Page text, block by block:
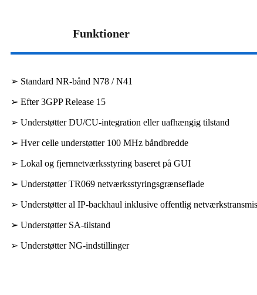
Funktioner
➢ Standard NR-bånd N78 / N41
➢ Efter 3GPP Release 15
➢ Understøtter DU/CU-integration eller uafhængig tilstand
➢ Hver celle understøtter 100 MHz båndbredde
➢ Lokal og fjernnetværksstyring baseret på GUI
➢ Understøtter TR069 netværksstyringsgrænseflade
➢ Understøtter al IP-backhaul inklusive offentlig
➢ Understøtter SA-tilstand
➢ Understøtter NG-indstillinger